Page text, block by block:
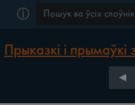
ⓘ
Прыказкі і
◀